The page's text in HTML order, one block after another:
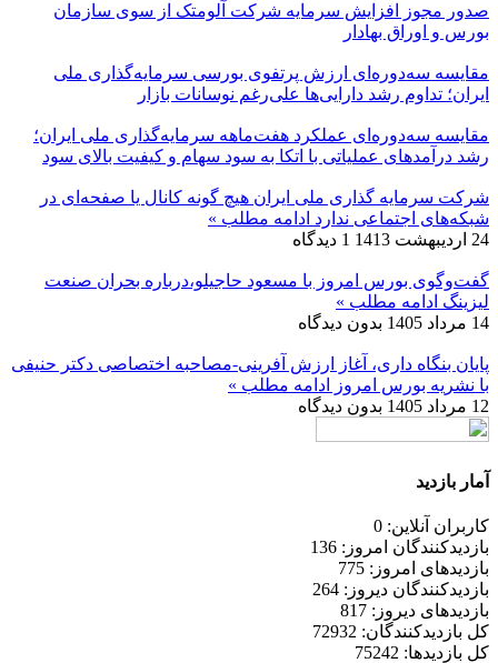
صدور مجوز افزایش سرمایه شرکت آلومتک از سوی سازمان
بورس و اوراق بهادار
مقایسه سه‌دوره‌ای ارزش پرتفوی بورسی سرمایه‌گذاری ملی
ایران؛ تداوم رشد دارایی‌ها علی‌رغم نوسانات بازار
مقایسه سه‌دوره‌ای عملکرد هفت‌ماهه سرمایه‌گذاری ملی ایران؛
رشد درآمدهای عملیاتی با اتکا به سود سهام و کیفیت بالای سود
شرکت سرمایه گذاری ملی ایران هیچ گونه کانال یا صفحه‌ای در
شبکه‌های اجتماعی ندارد ادامه مطلب »
24 اردیبهشت 1413
1 دیدگاه
گفت‌وگوی بورس امروز با مسعود حاجیلو،درباره بحران صنعت
لیزینگ ادامه مطلب »
14 مرداد 1405
بدون دیدگاه
پایان بنگاه داری، آغاز ارزش آفرینی-مصاحبه اختصاصی دکتر حنیفی
با نشریه بورس امروز
ادامه مطلب »
12 مرداد 1405
بدون دیدگاه
آمار بازدید
کاربران آنلاین: 0
بازدیدکنندگان امروز: 136
بازدیدهای امروز: 775
بازدیدکنندگان دیروز: 264
بازدیدهای دیروز: 817
کل بازدیدکنند‌گان: 72932
کل بازدیدها: 75242